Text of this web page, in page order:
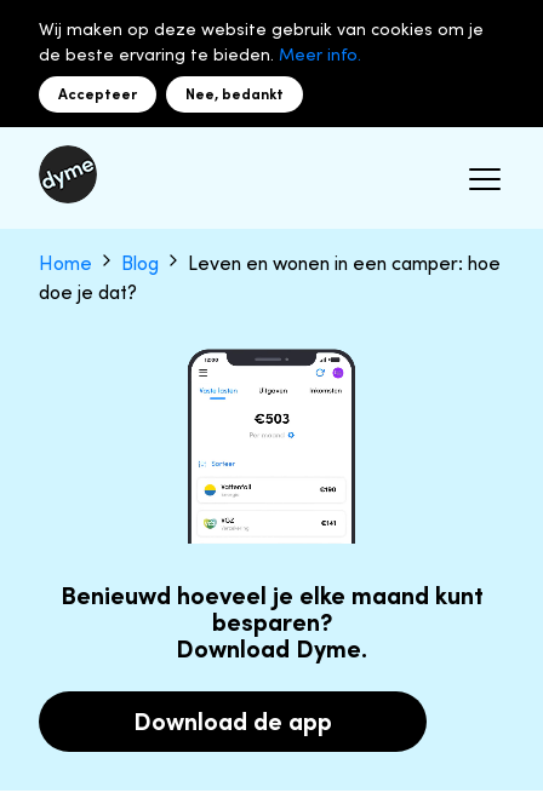
Wij maken op deze website gebruik van cookies om je
de beste ervaring te bieden. Meer info.
Accepteer Nee, bedankt
Home Blog
Leven en wonen in een camper: hoe
doe je dat?
Benieuwd hoeveel je elke maand kunt
besparen?
Download Dyme.
Download de app